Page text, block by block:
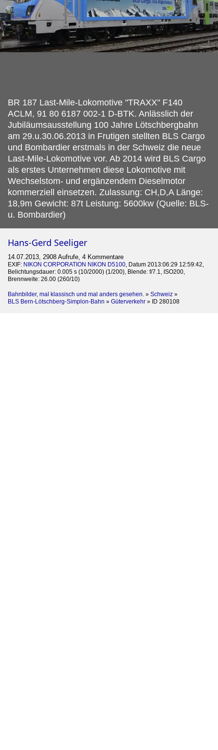
BR 187 Last-Mile-Lokomotive "TRAXX" F140
ACLM, 91 80 6187 002-1 D-BTK. Anlässlich der
Jubiläumsausstellung 100 Jahre Lötschbergbahn
am 29.u.30.06.2013 in Frutigen stellten BLS Cargo
und Bombardier erstmals in der Schweiz die neue
Last-Mile-Lokomotive vor. Ab 2014 wird BLS Cargo
als erstes Unternehmen diese Lokomotive mit
Wechselstom- und ergänzendem Dieselmotor
kommerziell einsetzen. Zulassung: CH,D,A Länge:
18,9m Gewicht: 87t Leistung: 5600kw (Quelle: BLS-
u. Bombardier)
Hans-Gerd Seeliger
14.07.2013, 2908 Aufrufe, 4 Kommentare
EXIF: NIKON CORPORATION NIKON D5100, Datum 2013:06:29 12:59:42,
Belichtungsdauer: 0.005 s (10/2000) (1/200), Blende: f/7.1, ISO200,
Brennweite: 26.00 (260/10)
Bahnbilder, mal klassisch und mal anders gesehen. » Schweiz »
BLS Bern-Lötschberg-Simplon-Bahn » Güterverkehr » ID 280108